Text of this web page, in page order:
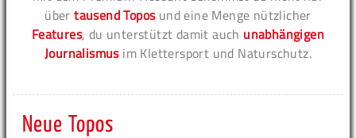
übertausend Toposund eine Menge nützlicher
Features, du unterstützt damit auch unabhängigen
Journalismusim Klettersport und Naturschutz.
Neue Topos